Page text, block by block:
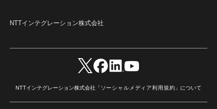
NTTインテグレーション株式会社
NTTインテグレーション株式会社「ソーシャルメディア利用規約 」について